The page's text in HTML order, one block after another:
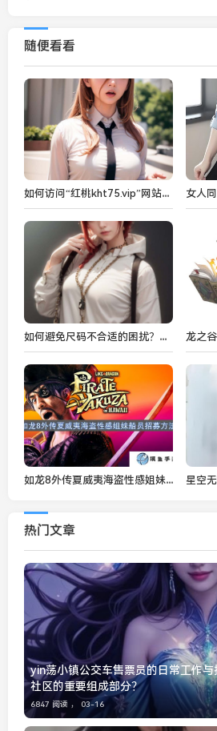
随便看看
如何访问“红桃kht75.vip”网站：遇到访问问题时该如何操作？
如何避免尺码不合适的困扰？欧亚尺码专线免费服务帮你轻松选对尺码！ 龙之
如龙8外传夏威夷海盗性感姐妹船员招募方法
热门文章
yin荡小镇公交车售票员的日常工作
社区的重要组成部分？
6847 阅读 ， 03-16